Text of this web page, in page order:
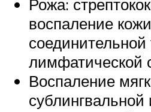
Рожа:
воспаление
соединительной
лимфатической
Воспаление
сублингвальной